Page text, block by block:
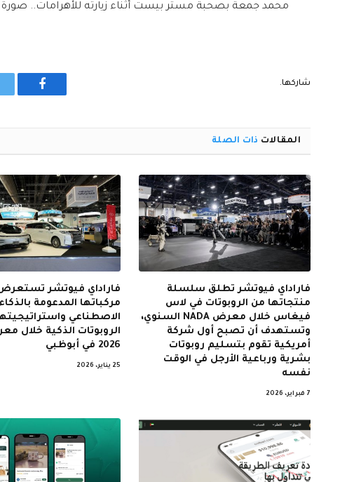
محمد جمعة بصحبة مستر بيست أثناء زيارته للأهرامات.. صورة
شاركها.
فيسبوك
المقالات ذات الصلة
فاراداي فيوتشر تطلق سلسلة
منتجاتها من الروبوتات في لاس
فيغاس خلال معرض NADA السنوي،
وتستهدف أن تصبح أول شركة
أمريكية تقوم بتسليم روبوتات
بشرية ورباعية الأرجل في الوقت
نفسه
7 فبراير، 2026
فاراداي فيوتشر
مركباتها المدعومة بالذكاء
الاصطناعي
2026 في أبوظبي
25 يناير، 2026